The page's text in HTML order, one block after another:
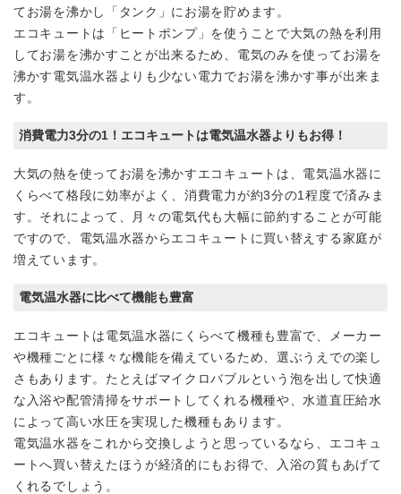
てお湯を沸かし「タンク」にお湯を貯めます。
エコキュートは「ヒートポンプ」を使うことで大気の熱を利用
してお湯を沸かすことが出来るため、電気のみを使ってお湯を
沸かす電気温水器よりも少ない電力でお湯を沸かす事が出来ま
す。
消費電力3分の1！エコキュートは電気温水器よりもお得！
大気の熱を使ってお湯を沸かすエコキュートは、電気温水器に
くらべて格段に効率がよく、消費電力が約3分の1程度で済みま
す。それによって、月々の電気代も大幅に節約することが可能
ですので、電気温水器からエコキュートに買い替えする家庭が
増えています。
電気温水器に比べて機能も豊富
エコキュートは電気温水器にくらべて機種も豊富で、メーカー
や機種ごとに様々な機能を備えているため、選ぶうえでの楽し
さもあります。たとえばマイクロバブルという泡を出して快適
な入浴や配管清掃をサポートしてくれる機種や、水道直圧給水
によって高い水圧を実現した機種もあります。
電気温水器をこれから交換しようと思っているなら、エコキュ
ートへ買い替えたほうが経済的にもお得で、入浴の質もあげて
くれるでしょう。